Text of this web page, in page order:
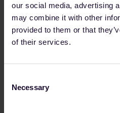
our social media, advertising
may combine it with other
provided to them or that
of their services.
Selection
Necessary
PLATTFORM LÖSUNGEN
Weitere
Lösungen
kennenlernen